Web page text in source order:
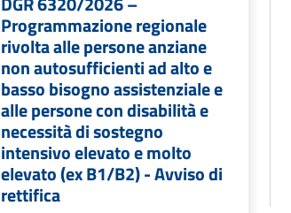
Programmazione regionale
rivolta alle persone anziane
non autosufficienti ad alto e
basso bisogno assistenziale e
alle persone con disabilità e
necessità di sostegno
intensivo elevato e molto
elevato (ex B1/B2) - Avviso di
rettifica